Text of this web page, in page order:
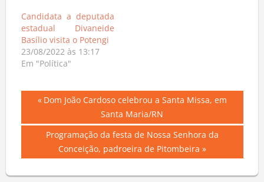
Candidata a deputada
estadual Divaneide
Basílio visita o Potengi
23/08/2022 às 13:17
Em "Política"
Navegação
de
Previous
Dom João Cardoso celebrou a Santa Missa, em
Santa Maria/RN
Next
Post:
Programação da festa de Nossa Senhora da
Conceição, padroeira de Pitombeira